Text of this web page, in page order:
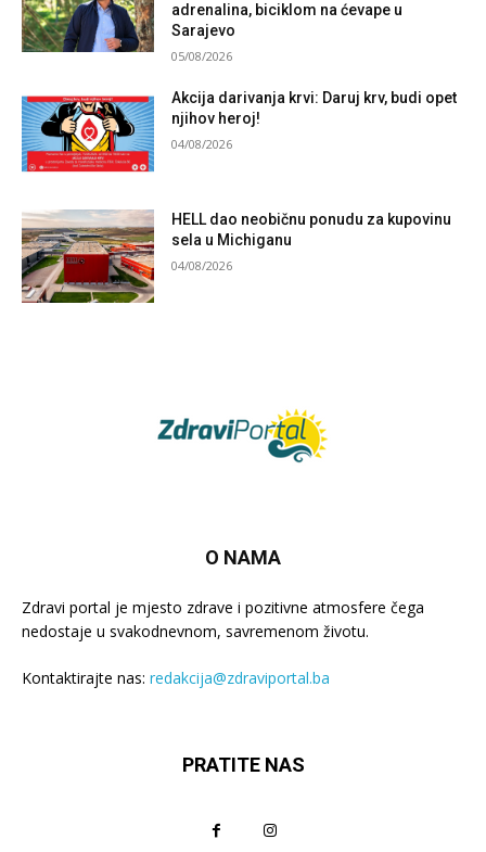
adrenalina, biciklom na ćevape u
Sarajevo
05/08/2026
Akcija darivanja krvi: Daruj krv, budi opet
njihov heroj!
04/08/2026
HELL dao neobičnu ponudu za kupovinu
sela u Michiganu
04/08/2026
O NAMA
Zdravi portal je mjesto zdrave i pozitivne atmosfere čega
nedostaje u svakodnevnom, savremenom životu.
Kontaktirajte nas: redakcija@zdraviportal.ba
PRATITE NAS